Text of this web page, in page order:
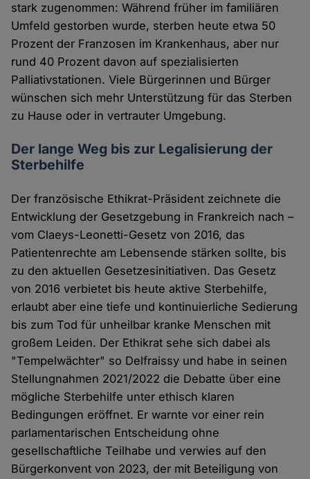
stark zugenommen: Während früher im familiären
Umfeld gestorben wurde, sterben heute etwa 50
Prozent der Franzosen im Krankenhaus, aber nur
rund 40 Prozent davon auf spezialisierten
Palliativstationen. Viele Bürgerinnen und Bürger
wünschen sich mehr Unterstützung für das Sterben
zu Hause oder in vertrauter Umgebung.
Der lange Weg bis zur Legalisierung der
Sterbehilfe
Der französische Ethikrat-Präsident zeichnete die
Entwicklung der Gesetzgebung in Frankreich nach –
vom Claeys-Leonetti-Gesetz von 2016, das
Patientenrechte am Lebensende stärken sollte, bis
zu den aktuellen Gesetzesinitiativen. Das Gesetz
von 2016 verbietet bis heute aktive Sterbehilfe,
erlaubt aber eine tiefe und kontinuierliche Sedierung
bis zum Tod für unheilbar kranke Menschen mit
großem Leiden. Der Ethikrat sehe sich dabei als
"Tempelwächter" so Delfraissy und habe in seinen
Stellungnahmen 2021/2022 die Debatte über eine
mögliche Sterbehilfe unter ethisch klaren
Bedingungen eröffnet. Er warnte vor einer rein
parlamentarischen Entscheidung ohne
gesellschaftliche Teilhabe und verwies auf den
Bürgerkonvent von 2023, der mit Beteiligung von